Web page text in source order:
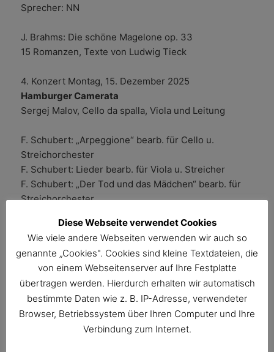
Sprecher: NN
J. Brahms: Die schöne Magelone op. 33
15 Romanzen, Texte von Ludwig Tieck
4. Konzert Montag, 15. Dezember 2025
Hamburger Camerata
Sergej Malov, Cello da spalla, Viola und Leitung
F. Schubert: „Arpeggione“ bearb. für Cello u.
Streichorchester
F. Schubert: Lieder bearb. für Viola u. Streicher
F. Schubert: „Der Tod und das Mädchen“ bearb. für
Streichorchester
5. Konzert: Sonntag, 11. Januar 2026
Symphoniker Hamburg
Aurel Dawidiuk, Dirigent
Szymon Nehring, Klavier
W. A. Mozart: Ouvertüre zur Oper »Le nozze di
Figaro« op. 492
Diese Webseite verwendet Cookies
Wie viele andere Webseiten verwenden wir auch so
genannte „Cookies". Cookies sind kleine Textdateien, die
von einem Webseitenserver auf Ihre Festplatte
übertragen werden. Hierdurch erhalten wir automatisch
bestimmte Daten wie z. B. IP-Adresse, verwendeter
Browser, Betriebssystem über Ihren Computer und Ihre
Verbindung zum Internet.